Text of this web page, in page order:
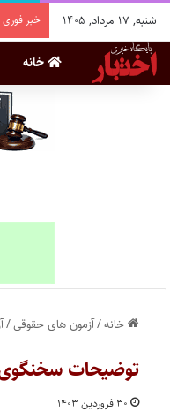
شنبه, ۱۷ مرداد, ۱۴۰۵ خبر فوری
خانه
خانه/آزمون های حقوقی/
توضیحات سخنگوی
۳۰ فروردین ۱۴۰۳